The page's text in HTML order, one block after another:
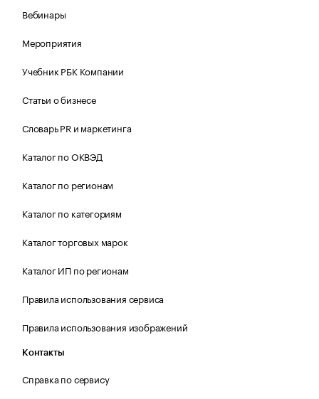
Вебинары
Мероприятия
Учебник РБК Компании
Статьи о бизнесе
Словарь PR и маркетинга
Каталог по ОКВЭД
Каталог по регионам
Каталог по категориям
Каталог торговых марок
Каталог ИП по регионам
Правила использования сервиса
Правила использования изображений
Контакты
Справка по сервису